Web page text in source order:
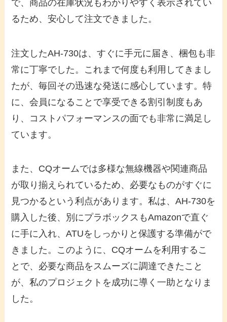
で、商品の在庫状況もわかりやすく表示されてい
るため、安心して注文できました。
注文したAH-730は、すぐに手元に届き、梱包も非
常に丁寧でした。これまで何度も利用してきまし
たが、毎回その迅速な発送に感心しています。特
に、会員になることで享受できる割引制度もあ
り、コストパフォーマンスの面でも非常に満足し
ています。
また、CQオームでは多様な無線機器や関連商品
が取り揃えられているため、必要なものがすぐに
見つかるという利点があります。私は、AH-730を
購入した後、別にプラボックスもAmazonで直ぐ
に手に入れ、ATUをしっかりと保護する準備がで
きました。このように、CQオームを利用するこ
とで、必要な商品をスムーズに調達できたこと
が、私のプロジェクトを成功に導く一助となりま
した。